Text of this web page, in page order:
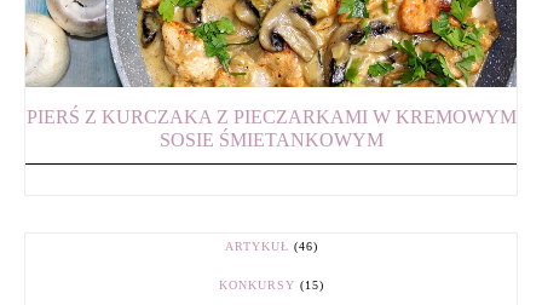
PIERŚ Z KURCZAKA Z PIECZARKAMI W KREMOWYM
SOSIE ŚMIETANKOWYM
ARTYKUŁ (46)
KONKURSY (15)